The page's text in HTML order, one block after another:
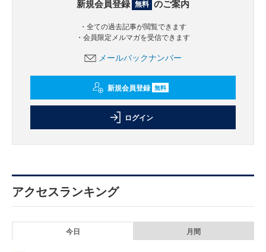
新規会員登録 無料 のご案内
・全ての過去記事が閲覧できます
・会員限定メルマガを受信できます
メールバックナンバー
新規会員登録 無料
ログイン
アクセスランキング
今日 月間